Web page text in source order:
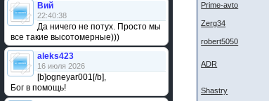
Вий
22:40:38
Да ничего не потух. Просто мы
все такие высотомерные)))
aleks423
16 июля 2026
[b]ogneyar001[/b],
Бог в помощь!
Prime-avto
Zerg34
robert5050
ADR
Shastry